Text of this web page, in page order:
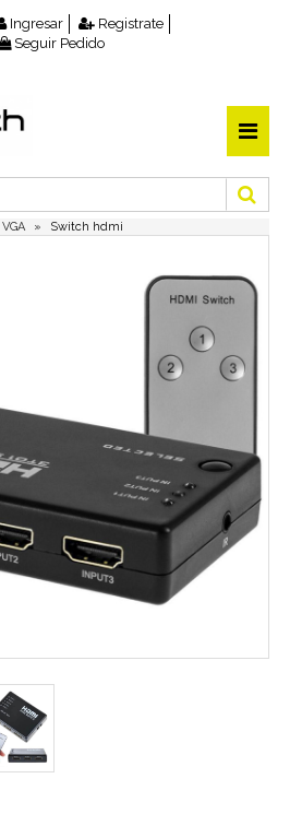
Ingresar
Registrate
Seguir Pedido
Switch hdmi